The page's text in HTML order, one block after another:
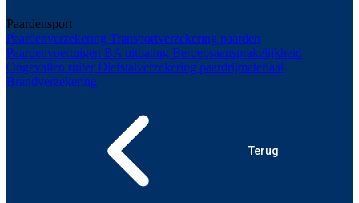
Paardensport
Paardenverzekering Transportverzekering paarden
Paardenvoertuigen BA uitbating Beroepsaansprakelijkheid
Ongevallen ruiterDiefstalverzekering paardrijmateriaal
Brandverzekering
Terug